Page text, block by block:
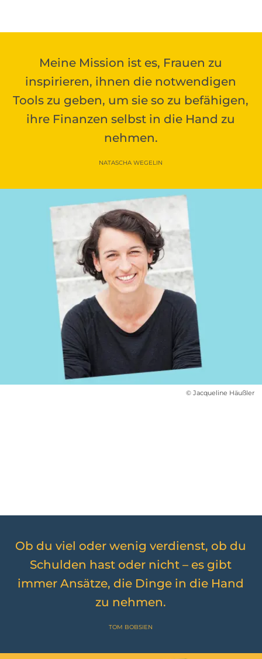
Meine Mission ist es, Frauen zu
inspirieren, ihnen die notwendigen
Tools zu geben, um sie so zu befähigen,
ihre Finanzen selbst in die Hand zu
nehmen.
NATASCHA WEGELIN
© Jacqueline Häußler
Ob du viel oder wenig verdienst, ob du
Schulden hast oder nicht – es gibt
immer Ansätze, die Dinge in die Hand
zu nehmen.
TOM BOBSIEN